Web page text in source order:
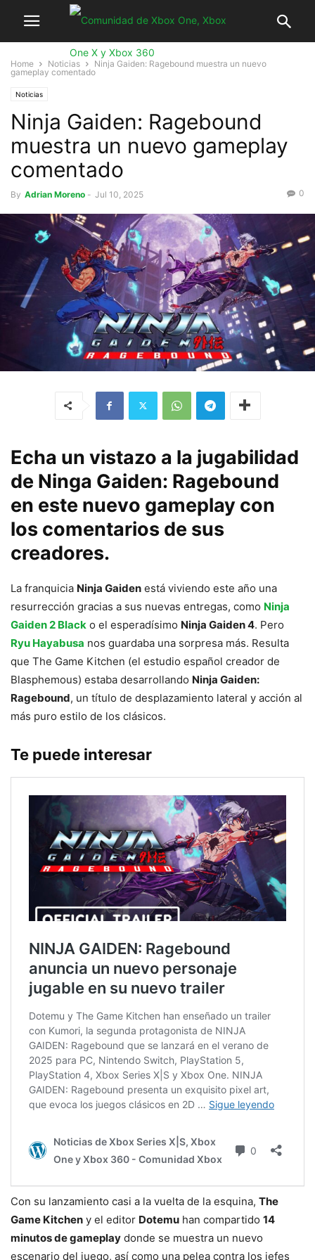
Home Noticias
Ninja Gaiden: Ragebound muestra un nuevo
gameplay comentado
Noticias
Ninja Gaiden: Ragebound
muestra un nuevo gameplay
comentado
By Adrian Moreno - Jul 10, 2025 0
Echa un vistazo a la jugabilidad
de Ninga Gaiden: Ragebound
en este nuevo gameplay con
los comentarios de sus
creadores.
La franquicia Ninja Gaiden está viviendo este año una
resurrección gracias a sus nuevas entregas, como Ninja
Gaiden 2 Black o el esperadísimo Ninja Gaiden 4. Pero
Ryu Hayabusa nos guardaba una sorpresa más. Resulta
que The Game Kitchen (el estudio español creador de
Blasphemous) estaba desarrollando Ninja Gaiden:
Ragebound, un título de desplazamiento lateral y acción al
más puro estilo de los clásicos.
Te puede interesar
Con su lanzamiento casi a la vuelta de la esquina, The
Game Kitchen y el editor Dotemu han compartido 14
minutos de gameplay donde se muestra un nuevo
escenario del juego, así como una pelea contra los jefes